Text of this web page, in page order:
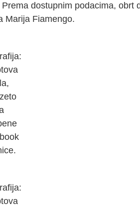
dostupnim podacima, obrt
Marija Fiamengo.